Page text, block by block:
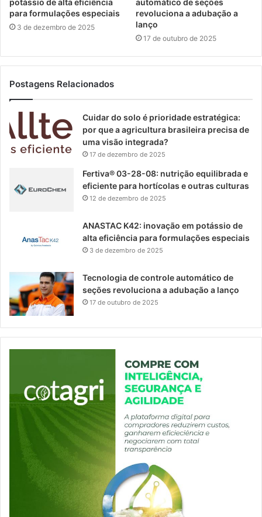
potássio de alta eficiência
para formulações especiais
3 de dezembro de 2025
automático de seções
revoluciona a adubação a
lanço
17 de outubro de 2025
Postagens Relacionados
Cuidar do solo é prioridade estratégica:
por que a agricultura brasileira precisa de
uma visão integrada?
17 de dezembro de 2025
Fertiva® 03-28-08: nutrição equilibrada e
eficiente para hortícolas e outras culturas
12 de dezembro de 2025
ANASTAC K42: inovação em potássio de
alta eficiência para formulações especiais
3 de dezembro de 2025
Tecnologia de controle automático de
seções revoluciona a adubação a lanço
17 de outubro de 2025